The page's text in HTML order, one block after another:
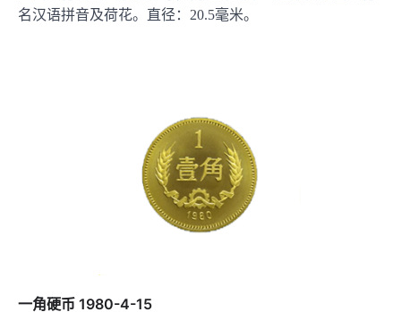
名汉语拼音及荷花。直径：20.5毫米。
一角硬币 1980-4-15